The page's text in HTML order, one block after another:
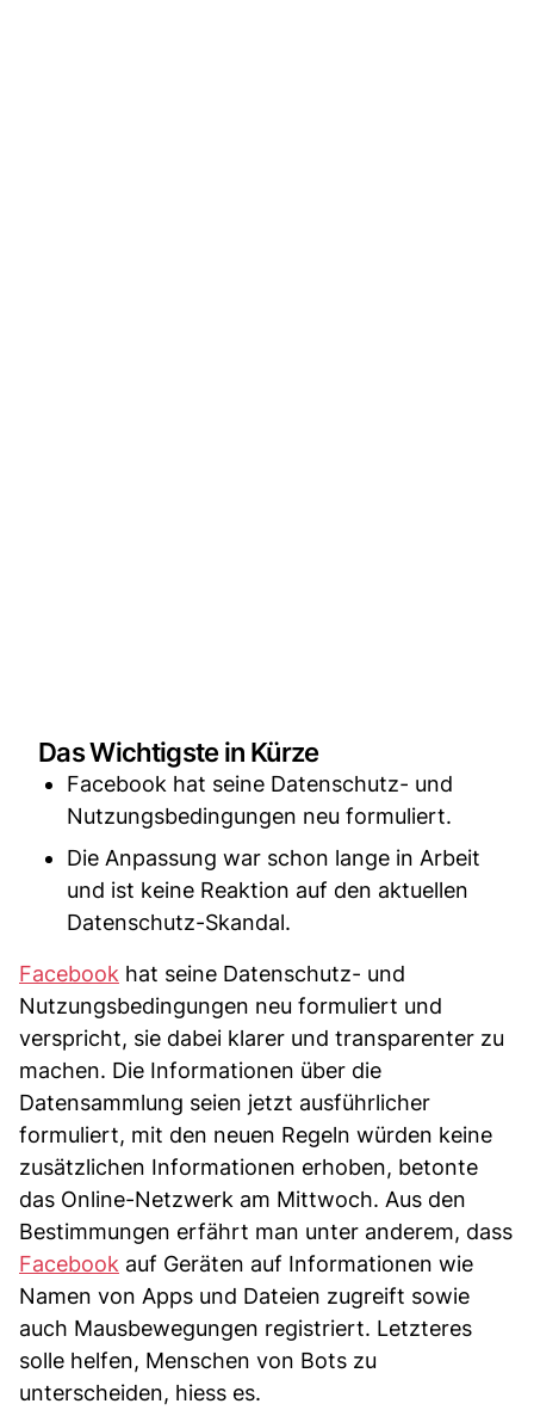
Das Wichtigste in Kürze
Facebook hat seine Datenschutz- und
Nutzungsbedingungen neu formuliert.
Die Anpassung war schon lange in Arbeit
und ist keine Reaktion auf den aktuellen
Datenschutz-Skandal.
Facebook hat seine Datenschutz- und
Nutzungsbedingungen neu formuliert und
verspricht, sie dabei klarer und transparenter zu
machen. Die Informationen über die
Datensammlung seien jetzt ausführlicher
formuliert, mit den neuen Regeln würden keine
zusätzlichen Informationen erhoben, betonte
das Online-Netzwerk am Mittwoch. Aus den
Bestimmungen erfährt man unter anderem, dass
Facebook auf Geräten auf Informationen wie
Namen von Apps und Dateien zugreift sowie
auch Mausbewegungen registriert. Letzteres
solle helfen, Menschen von Bots zu
unterscheiden, hiess es.